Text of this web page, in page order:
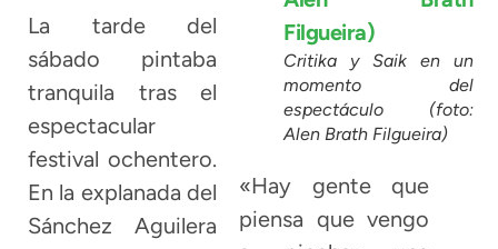
La tarde del
sábado pintaba
tranquila tras el
espectacular
festival ochentero.
En la explanada del
Sánchez Aguilera
Critika y Saik en un
momento del
espectáculo (foto:
Alen Brath Filgueira)
«Hay gente que
piensa que vengo